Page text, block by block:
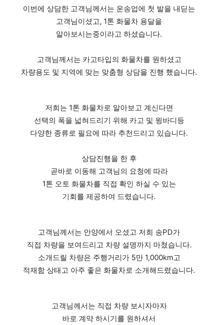
이번에 상담한 고객님께서는 운송업에 첫 발을 내딛는
고객님이셨고, 1톤 화물차 용달을
알아보시는중이라고 하셨습니다.
​고객님께서는 카고타입의 화물차를 원하셨고
차량용도 및 지역에 맞는 맞춤형 상담을 진행 했습니다.
저희는 1톤 화물차로 알아보고 계신다면
선택의 폭을 넓혀드리기 위해 카고 및 윙바디등
다양한 종류로 필요에 따라 추천드리고 있습니다.
​상담진행을 한 후
곧바로 이동해 고객님의 요청에 따라
1톤 오토 화물차를 직접 확인 하실 수 있는
기회를 제공하여 드렸습니다.
​고객님께서는 안양에서 오셨고 저희 송PD가
직접 차량을 보여드리고 차량 설명까지 마쳤습니다.
소개드릴 차량은 주행거리가 5만 1,000km고
적재함 상태고 아주 좋은 화물차로 소개해드렸습니다.
고객님께서는 직접 차량 보시자마자
바로 계약 하시기를 원하셔서